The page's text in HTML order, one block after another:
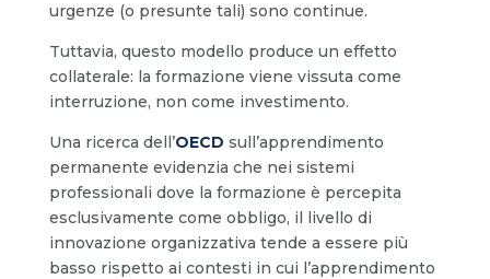
urgenze (o presunte tali) sono continue.
Tuttavia, questo modello produce un effetto
collaterale: la formazione viene vissuta come
interruzione, non come investimento.
Una ricerca dell’OECD sull’apprendimento
permanente evidenzia che nei sistemi
professionali dove la formazione è percepita
esclusivamente come obbligo, il livello di
innovazione organizzativa tende a essere più
basso rispetto ai contesti in cui l’apprendimento